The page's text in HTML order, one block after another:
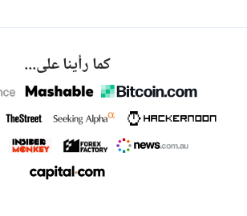
كما رأينا على...